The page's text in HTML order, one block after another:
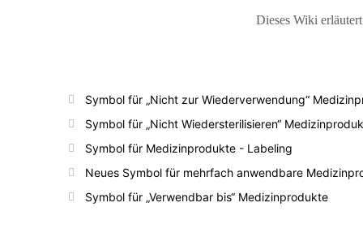
Dieses Wiki
Symbol für „Nicht zur Wiederverwendung“
Symbol für „Nicht Wiedersterilisieren“
Symbol für Medizinprodukte - Labeling
Neues Symbol für mehrfach anwendbare
Symbol für „Verwendbar bis“ Medizinprodukte